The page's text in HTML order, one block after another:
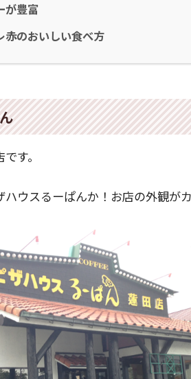
が豊富
赤のおいしい食べ方
す。
ウスるーぱんか！お店の外観が